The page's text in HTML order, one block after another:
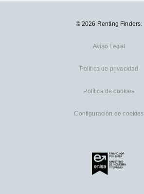
© 2026 Renting Finders.
Aviso Legal
Política de privacidad
Política de cookies
Configuración de cookies